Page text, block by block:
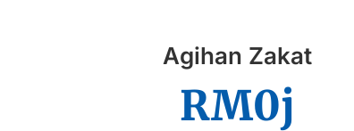
Agihan Zakat
RM0j